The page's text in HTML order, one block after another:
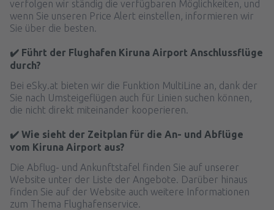
verfolgen wir ständig die verfügbaren Möglichkeiten, und
wenn Sie unseren Price Alert einstellen, informieren wir
Sie über die besten.
✔️ Führt der Flughafen Kiruna Airport Anschlussflüge
durch?
Bei eSky.at bieten wir die Funktion MultiLine an, dank der
Sie nach Umsteigeflügen auch für Linien suchen können,
die nicht direkt miteinander kooperieren.
✔️ Wie sieht der Zeitplan für die An- und Abflüge
vom Kiruna Airport aus?
Die Abflug- und Ankunftstafel finden Sie auf unserer
Website unter der Liste der Angebote. Darüber hinaus
finden Sie auf der Website auch weitere Informationen
zum Thema Flughafenservice.